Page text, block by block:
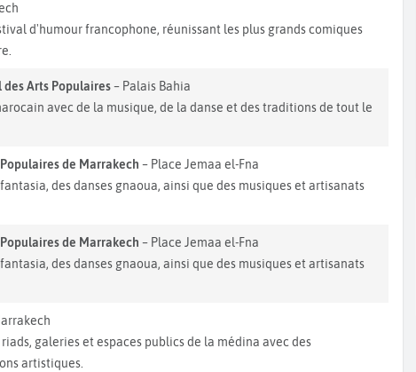
d'humour francophone, réunissant les plus grands comiques
Arts Populaires– Palais Bahia
avec de la musique, de la danse et des traditions de tout le
de Marrakech – Place Jemaa el-Fna
des danses gnaoua, ainsi que des musiques et artisanats
de Marrakech – Place Jemaa el-Fna
des danses gnaoua, ainsi que des musiques et artisanats
galeries et espaces publics de la médina avec des
artistiques.